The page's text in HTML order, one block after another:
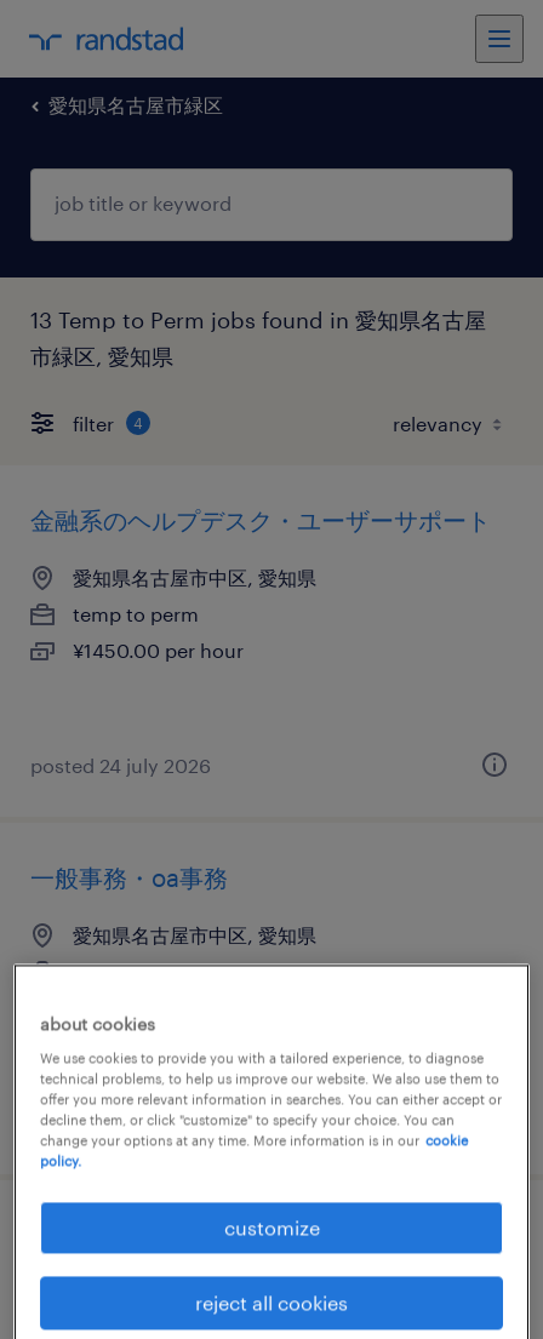
愛知県名古屋市緑区
13 Temp to Perm jobs found in 愛知県名古屋
市緑区, 愛知県
filter 4
金融系のヘルプデスク・ユーザーサポート
愛知県名古屋市中区, 愛知県
temp to perm
¥1450.00 per hour
posted 24 july 2026
一般事務・oa事務
愛知県名古屋市中区, 愛知県
temp to perm
posted 19 june 2026
メーカー系の英文事務
愛知県名古屋市中区, 愛知県
temp to perm
about cookies
We use cookies to provide you with a tailored experience, to diagnose
technical problems, to help us improve our website. We also use them to
offer you more relevant information in searches. You can either accept or
decline them, or click "customize" to specify your choice. You can
change your options at any time. More information is in our cookie
policy.
customize
reject all cookies